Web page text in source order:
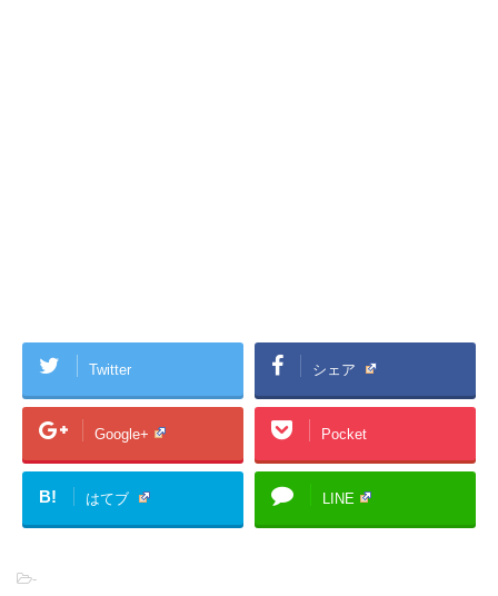
Twitter シェア
Google+ Pocket
B! はてブ LINE
-